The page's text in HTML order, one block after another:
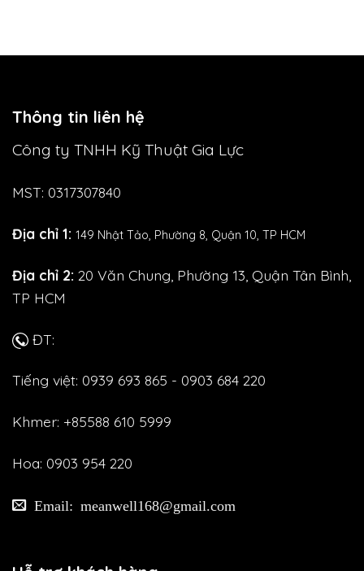
Thông tin liên hệ
Công ty TNHH Kỹ Thuật Gia Lực
MST: 0317307840
Địa chỉ 1: 149 Nhật Tảo, Phường 8, Quận 10, TP HCM
Địa chỉ 2: 20 Văn Chung, Phường 13, Quận Tân Bình,
TP HCM
ĐT:
Tiếng việt: 0939 693 865 - 0903 684 220
Khmer: +85588 610 5999
Hoa: 0903 954 220
Email: meanwell168@gmail.com